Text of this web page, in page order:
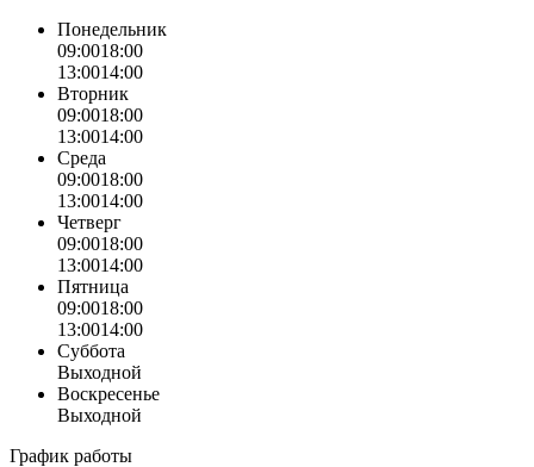
Понедельник
09:0018:00
13:0014:00
Вторник
09:0018:00
13:0014:00
Среда
09:0018:00
13:0014:00
Четверг
09:0018:00
13:0014:00
Пятница
09:0018:00
13:0014:00
Суббота
Выходной
Воскресенье
Выходной
График работы